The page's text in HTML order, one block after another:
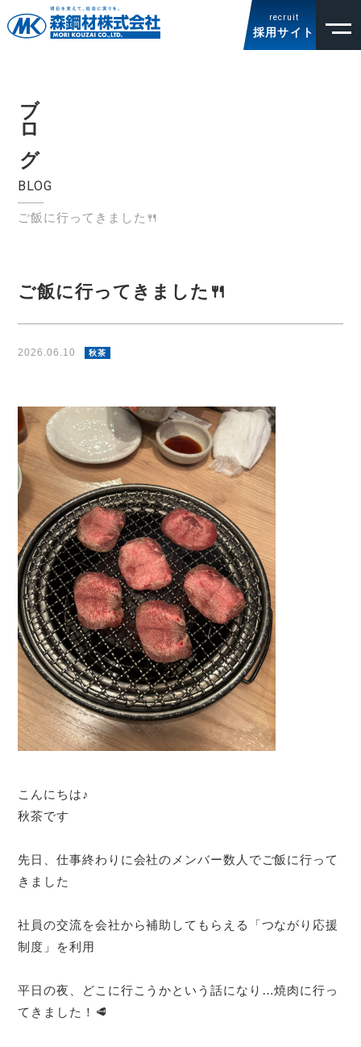
recruit
採用サイト
ブログ
BLOG
ご飯に行ってきました🍴
ご飯に行ってきました🍴
2026.06.10 秋茶
こんにちは♪
秋茶です
先日、仕事終わりに会社のメンバー数人でご飯に行って
きました
社員の交流を会社から補助してもらえる「つながり応援
制度」を利用
平日の夜、どこに行こうかという話になり…焼肉に行っ
てきました！🥩